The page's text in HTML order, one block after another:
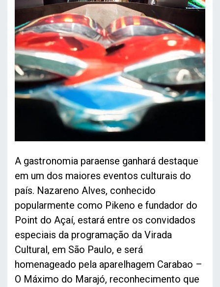
A gastronomia paraense ganhará destaque
em um dos maiores eventos culturais do
país. Nazareno Alves, conhecido
popularmente como Pikeno e fundador do
Point do Açaí, estará entre os convidados
especiais da programação da Virada
Cultural, em São Paulo, e será
homenageado pela aparelhagem Carabao –
O Máximo do Marajó, reconhecimento que